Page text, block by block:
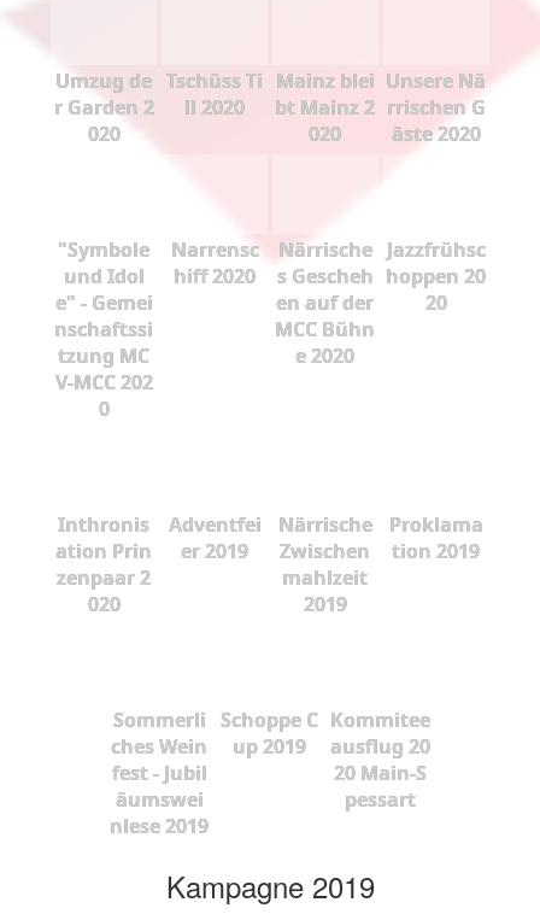
Umzug de
r Garden 2
020
Tschüss Ti
ll 2020
Mainz blei
bt Mainz 2
020
Unsere Nä
rrischen G
äste 2020
"Symbole
und Idol
e" - Gemei
nschaftssi
tzung MC
V-MCC 202
0
Narrensc
hiff 2020
Närrische
s Gescheh
en auf der
MCC Bühn
e 2020
Jazzfrühsc
hoppen 20
20
Inthronis
ation Prin
zenpaar 2
020
Adventfei
er 2019
Närrische
Zwischen
mahlzeit
2019
Proklama
tion 2019
Sommerli
ches Wein
fest - Jubil
äumswei
nlese 2019
Schoppe C
up 2019
Kommitee
ausflug 20
20 Main-S
pessart
Kampagne 2019